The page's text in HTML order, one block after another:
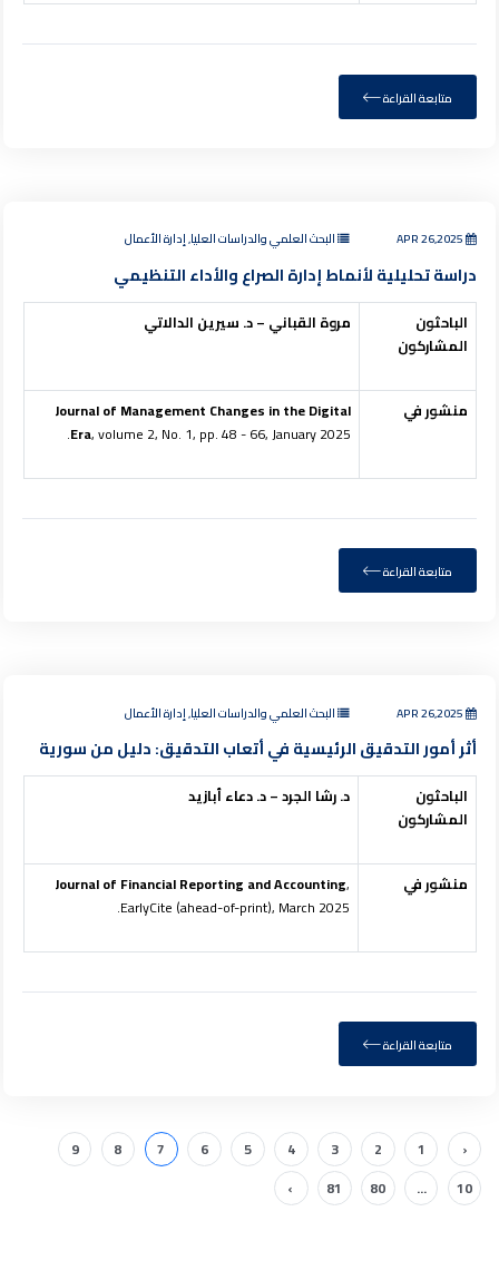
متابعة القراءة
البحث العلمي والدراسات العليا, إدارة الأعمال
دراسة تحليلية لأنماط إدارة الصراع والأداء التنظيمي
الباحثون
المشاركون
مروة القباني – د. سيرين الدالاتي
منشور في
Journal of Management Changes in the Digital
Era, volume 2, No. 1, pp. 48 - 66, January 2025.
متابعة القراءة
البحث العلمي والدراسات العليا, إدارة الأعمال
أثر أمور التدقيق الرئيسية في أتعاب التدقيق: دليل من سورية
الباحثون
المشاركون
د. رشا الجرد – د. دعاء أبازيد
منشور في Journal of Financial Reporting and Accounting,
EarlyCite (ahead-of-print), March 2025.
متابعة القراءة
‹
1
2
3
4
5
6
7
8
9
10
...
80
81
›